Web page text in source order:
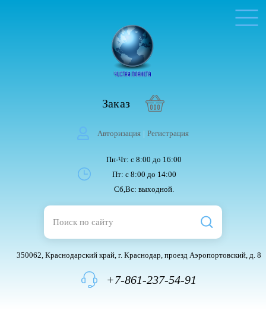
Заказ
Авторизация | Регистрация
Пн-Чт: с 8:00 до 16:00
Пт: с 8:00 до 14:00
Сб,Вс: выходной.
350062, Краснодарский край, г. Краснодар, проезд Аэропортовский, д. 8
+7-861-237-54-91